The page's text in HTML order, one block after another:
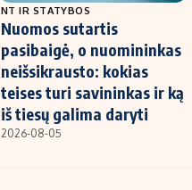
NT IR STATYBOS
Nuomos sutartis
pasibaigė, o nuomininkas
neišsikrausto: kokias
teises turi savininkas ir ką
iš tiesų galima daryti
2026-08-05